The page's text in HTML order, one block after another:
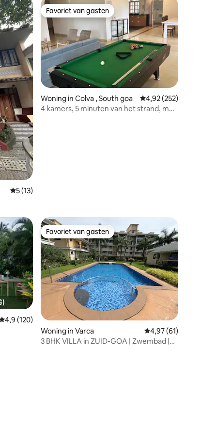
Gemiddelde beoordeling van 5 op 5, 13 recensies
5 (13)
Favoriet van gasten
Favoriet van gasten
Woning in Colva , South goa Gemiddelde
4,92 (252)
4 kamers, 5 minuten van het strand, met
beoordeling van 4,9 op 5, 120 recensies
4,9 (120)
Favoriet van gasten
Favoriet van gasten
Woning in Varca Gemiddelde
4,97 (61)
3 BHK VILLA in ZUID-GOA | Zwembad |